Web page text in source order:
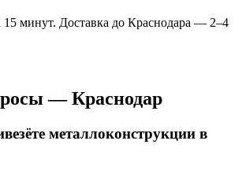
минут. Доставка до Краснодара — 2–4
—Краснодар
металлоконструкции в